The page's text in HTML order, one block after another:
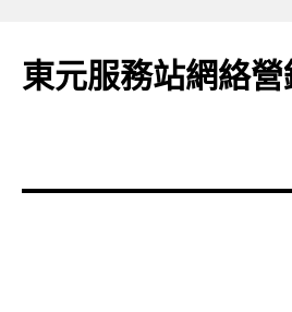
東元服務站網絡